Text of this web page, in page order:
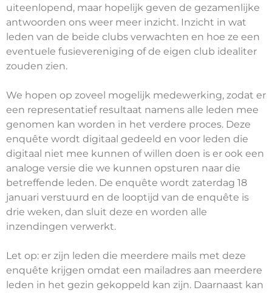
uiteenlopend, maar hopelijk geven de gezamenlijke
antwoorden ons weer meer inzicht. Inzicht in wat
leden van de beide clubs verwachten en hoe ze een
eventuele fusievereniging of de eigen club idealiter
zouden zien.
We hopen op zoveel mogelijk medewerking, zodat er
een representatief resultaat namens alle leden mee
genomen kan worden in het verdere proces. Deze
enquête wordt digitaal gedeeld en voor leden die
digitaal niet mee kunnen of willen doen is er ook een
analoge versie die we kunnen opsturen naar die
betreffende leden. De enquête wordt zaterdag 18
januari verstuurd en de looptijd van de enquête is
drie weken, dan sluit deze en worden alle
inzendingen verwerkt.
Let op: er zijn leden die meerdere mails met deze
enquête krijgen omdat een mailadres aan meerdere
leden in het gezin gekoppeld kan zijn. Daarnaast kan